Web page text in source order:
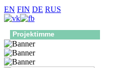
EN FIN DE RUS
Projektimme